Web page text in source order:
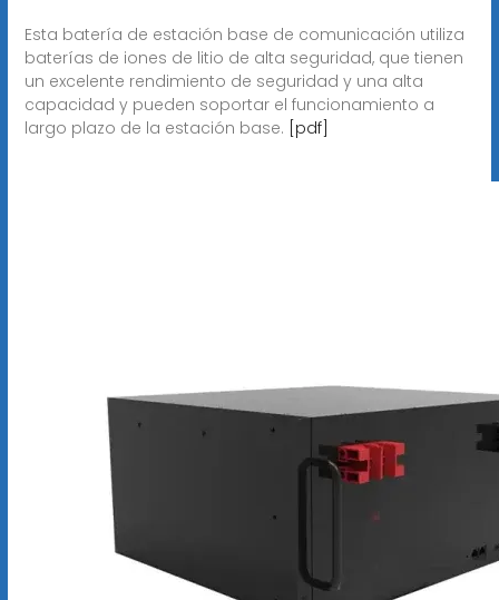
Esta batería de estación base de comunicación utiliza
baterías de iones de litio de alta seguridad, que tienen
un excelente rendimiento de seguridad y una alta
capacidad y pueden soportar el funcionamiento a
largo plazo de la estación base. [pdf]